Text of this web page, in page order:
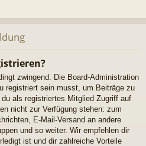
zwingend. Die Board-Administration
registriert sein musst, um Beiträge zu
als registriertes Mitglied Zugriff auf
nicht zur Verfügung stehen: zum
E-Mail-Versand an andere
und so weiter. Wir empfehlen dir
ist und dir zahlreiche Vorteile